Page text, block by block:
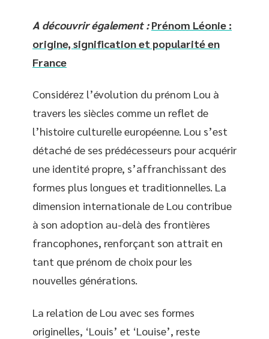
A découvrir également : Prénom Léonie :
origine, signification et popularité en
France
Considérez l’évolution du prénom Lou à
travers les siècles comme un reflet de
l’histoire culturelle européenne. Lou s’est
détaché de ses prédécesseurs pour acquérir
une identité propre, s’affranchissant des
formes plus longues et traditionnelles. La
dimension internationale de Lou contribue
à son adoption au-delà des frontières
francophones, renforçant son attrait en
tant que prénom de choix pour les
nouvelles générations.
La relation de Lou avec ses formes
originelles, ‘Louis’ et ‘Louise’, reste